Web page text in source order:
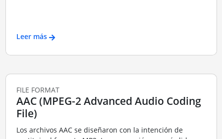
Leer más
FILE FORMAT
AAC (MPEG-2 Advanced Audio Coding
File)
Los archivos AAC se diseñaron con la intención de